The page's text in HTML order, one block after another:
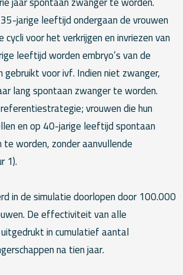
jarige leeftijd ondergaan de vrouwen
voor het verkrijgen en invriezen van
leeftijd worden embryo’s van de
gebruikt voor ivf. Indien niet zwanger,
lang spontaan zwanger te worden.
vrouwen die hun
en op 40-jarige leeftijd spontaan
worden, zonder aanvullende
1).
in de simulatie doorlopen door 100.000
De effectiviteit van alle
in cumulatief aantal
na tien jaar.